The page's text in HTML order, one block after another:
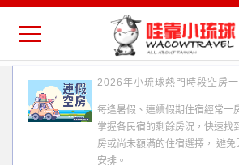
2026年小琉球熱門時段空房
每逢暑假、連續假期住宿經常一
掌握各民宿的剩餘房況，快速找
房或尚未額滿的住宿選擇， 避
安排。